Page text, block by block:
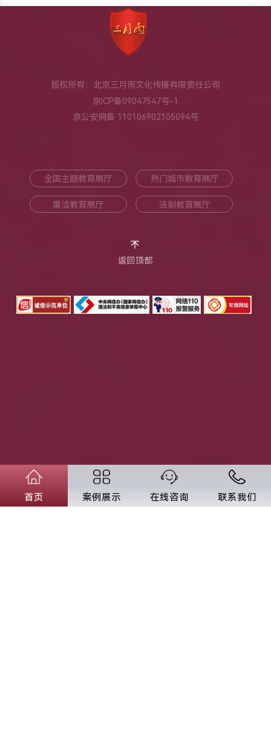
版权所有：北京三月雨文化传播有限责任公司
京ICP备09047547号-1
京公安网备 110106902105094号
全国主题教育展厅 热门城市教育展厅
廉洁教育展厅 法制教育展厅
首页 案例展示 在线咨询 联系我们